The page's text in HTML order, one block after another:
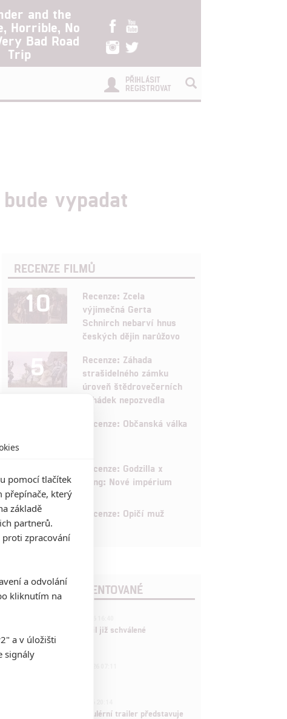
and the
Horrible, No
Bad Road
Trip
PŘIHLÁSIT
REGISTROVAT
vypadat
RECENZE FILMŮ
10
Recenze: Zcela
výjimečná Gerta
Schnirch nebarví hnus
českých dějin narůžovo
5
Recenze: Záhada
strašidelného zámku
úroveň štědrovečerních
pohádek nepozvedla
Recenze: Občanská válka
6
Recenze: Godzilla x
Kong: Nové impérium
8 Recenze: Opičí muž
POSLEDNÍ KOMENTOVANÉ
Marvel nečekaně zrušil již schválené
pokračování
433
Děti krve a kostí: Regulérní trailer představuje
pomocí tlačítek
přepínače, který
základě
partnerů.
zpracování
a odvolání
kliknutím na
a v úložišti
signály